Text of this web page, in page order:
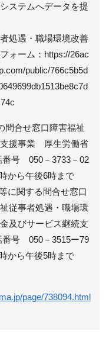
ステムへデータを提
処遇・職場環境改善
ォーム：https://26ac
public/766c5b5d
問合せ窓口 ​障害福祉
援事業 厚生労働省
番号 050－3733－02
から午後6時まで
に関する問合せ窓口
従事者処遇・職場環
及びサービス継続支
番号 050－3515ー79
から午後5時まで
page/738094.html